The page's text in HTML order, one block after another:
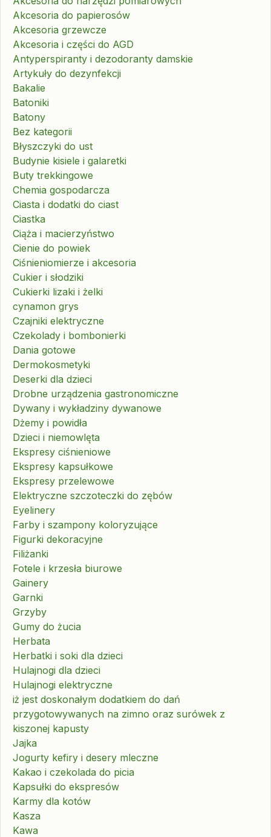
Akcesoria do papierosów
Akcesoria grzewcze
Akcesoria i części do AGD
Antyperspiranty i dezodoranty damskie
Artykuły do dezynfekcji
Bakalie
Batoniki
Batony
Bez kategorii
Błyszczyki do ust
Budynie kisiele i galaretki
Buty trekkingowe
Chemia gospodarcza
Ciasta i dodatki do ciast
Ciastka
Ciąża i macierzyństwo
Cienie do powiek
Ciśnieniomierze i akcesoria
Cukier i słodziki
Cukierki lizaki i żelki
cynamon grys
Czajniki elektryczne
Czekolady i bombonierki
Dania gotowe
Dermokosmetyki
Deserki dla dzieci
Drobne urządzenia gastronomiczne
Dywany i wykładziny dywanowe
Dżemy i powidła
Dzieci i niemowlęta
Ekspresy ciśnieniowe
Ekspresy kapsułkowe
Ekspresy przelewowe
Elektryczne szczoteczki do zębów
Eyelinery
Farby i szampony koloryzujące
Figurki dekoracyjne
Filiżanki
Fotele i krzesła biurowe
Gainery
Garnki
Grzyby
Gumy do żucia
Herbata
Herbatki i soki dla dzieci
Hulajnogi dla dzieci
Hulajnogi elektryczne
iż jest doskonałym dodatkiem do dań
przygotowywanych na zimno oraz surówek z
kiszonej kapusty
Jajka
Jogurty kefiry i desery mleczne
Kakao i czekolada do picia
Kapsułki do ekspresów
Karmy dla kotów
Kasza
Kawa